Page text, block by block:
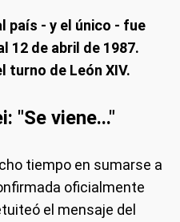
país - y el único - fue
12 de abril de 1987.
turno de León XIV.
"Se viene..."
tiempo en sumarse a
oficialmente
el mensaje del